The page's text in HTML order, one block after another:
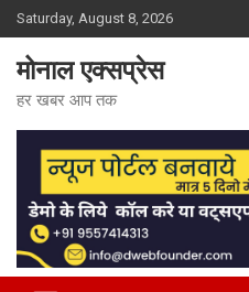
Skip
to
content
Saturday, August 8, 2026
मोनाल एक्सप्रेस
हर खबर आप तक